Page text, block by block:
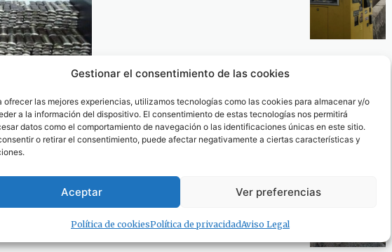
Gestionar el consentimiento de las cookies
ofrecer las mejores experiencias, utilizamos tecnologías como las cookies para almacenar y/o
a la información del dispositivo. El consentimiento de estas tecnologías nos permitirá
datos como el comportamiento de navegación o las identificaciones únicas en este sitio.
o retirar el consentimiento, puede afectar negativamente a ciertas características y
Aceptar Ver preferencias
Política de cookiesPolítica de privacidadAviso Legal
kilos de
tuvieron
para